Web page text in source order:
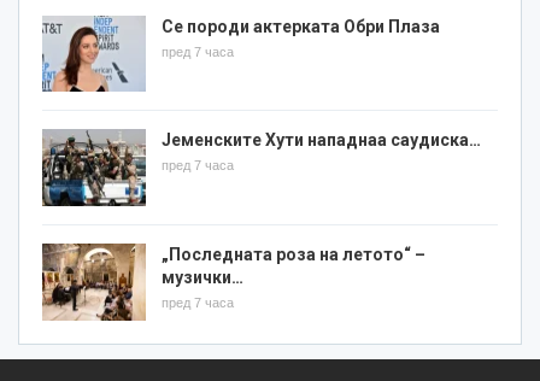
Се породи актерката Обри Плаза
пред 7 часа
Јеменските Хути нападнаа саудиска…
пред 7 часа
„Последната роза на летото“ –
музички…
пред 7 часа